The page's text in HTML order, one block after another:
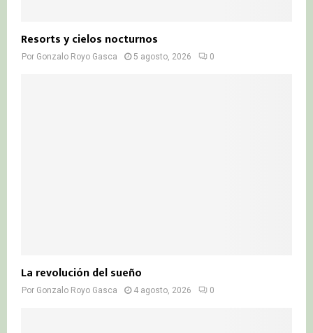
Resorts y cielos nocturnos
Por Gonzalo Royo Gasca 5 agosto, 2026 0
La revolución del sueño
Por Gonzalo Royo Gasca 4 agosto, 2026 0